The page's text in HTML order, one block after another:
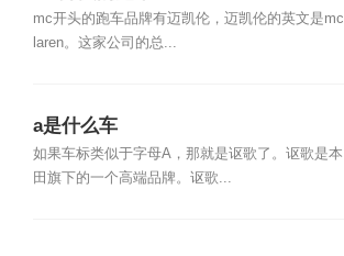
mc开头的跑车品牌有迈凯伦，迈凯伦的英文是mc
laren。这家公司的总...
a是什么车
如果车标类似于字母A，那就是讴歌了。讴歌是本
田旗下的一个高端品牌。讴歌...